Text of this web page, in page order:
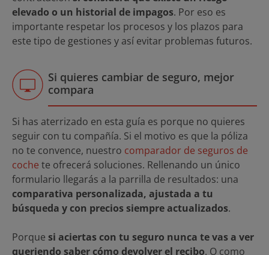
elevado o un historial de impagos. Por eso es
importante respetar los procesos y los plazos para
este tipo de gestiones y así evitar problemas futuros.
Si quieres cambiar de seguro, mejor
compara
Si has aterrizado en esta guía es porque no quieres
seguir con tu compañía. Si el motivo es que la póliza
no te convence, nuestro comparador de seguros de
coche te ofrecerá soluciones. Rellenando un único
formulario llegarás a la parrilla de resultados: una
comparativa personalizada, ajustada a tu
búsqueda y con precios siempre actualizados.
Porque si aciertas con tu seguro nunca te vas a ver
queriendo saber cómo devolver el recibo. O como